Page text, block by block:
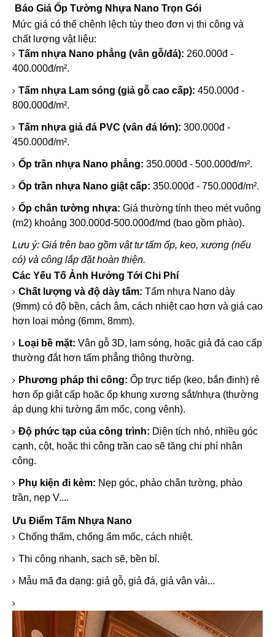
Báo Giá Ốp Tường Nhựa Nano Trọn Gói
Mức giá có thể chênh lệch tùy theo đơn vị thi công và
chất lượng vật liệu:
Tấm nhựa Nano phẳng (vân gỗ/đá): 260.000đ -
400.000đ/m².
Tấm nhựa Lam sóng (giả gỗ cao cấp): 450.000đ -
800.000đ/m².
Tấm nhựa giả đá PVC (vân đá lớn): 300.000đ -
450.000đ/m².
Ốp trần nhựa Nano phẳng: 350.000đ - 500.000đ/m².
Ốp trần nhựa Nano giật cấp: 350.000đ - 750.000đ/m².
Ốp chân tường nhựa: Giá thường tính theo mét vuông
(m2) khoảng 300.000đ-500.000đ/md (bao gồm phào).
Lưu ý: Giá trên bao gồm vật tư tấm ốp, keo, xương (nếu
có) và công lắp đặt hoàn thiện.
Các Yếu Tố Ảnh Hưởng Tới Chi Phí
Chất lượng và độ dày tấm: Tấm nhựa Nano dày
(9mm) có độ bền, cách âm, cách nhiệt cao hơn và giá cao
hơn loại mỏng (6mm, 8mm).
Loại bề mặt: Vân gỗ 3D, lam sóng, hoặc giả đá cao cấp
thường đắt hơn tấm phẳng thông thường.
Phương pháp thi công: Ốp trực tiếp (keo, bắn đinh) rẻ
hơn ốp giật cấp hoặc ốp khung xương sắt/nhựa (thường
áp dụng khi tường ẩm mốc, cong vênh).
Độ phức tạp của công trình: Diện tích nhỏ, nhiều góc
cạnh, cột, hoặc thi công trần cao sẽ tăng chi phí nhân
công.
Phụ kiện đi kèm: Nẹp góc, phào chân tường, phào
trần, nẹp V....
Ưu Điểm Tấm Nhựa Nano
Chống thấm, chống ẩm mốc, cách nhiệt.
Thi công nhanh, sạch sẽ, bền bỉ.
Mẫu mã đa dạng: giả gỗ, giả đá, giả vân vải...